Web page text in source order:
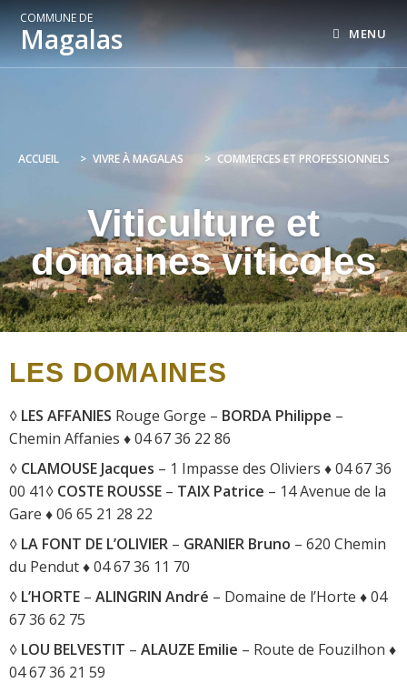
COMMUNE DE
Magalas MENU
ACCUEIL > VIVRE À MAGALAS > COMMERCES ET PROFESSIONNELS
Viticulture et
domaines viticoles
LES DOMAINES
◊ LES AFFANIES Rouge Gorge – BORDA Philippe –
Chemin Affanies ♦ 04 67 36 22 86
◊ CLAMOUSE Jacques – 1 Impasse des Oliviers ♦ 04 67 36
00 41◊ COSTE ROUSSE – TAIX Patrice – 14 Avenue de la
Gare ♦ 06 65 21 28 22
◊ LA FONT DE L’OLIVIER – GRANIER Bruno – 620 Chemin
du Pendut ♦ 04 67 36 11 70
◊ L’HORTE – ALINGRIN André – Domaine de l’Horte ♦ 04
67 36 62 75
◊ LOU BELVESTIT – ALAUZE Emilie – Route de Fouzilhon ♦
04 67 36 21 59